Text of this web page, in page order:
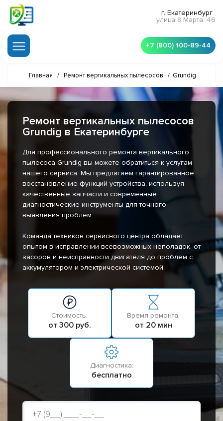
г. Екатеринбург
улица 8 Марта, 46
+7 (800) 100-89-44
Главная / Ремонт вертикальных пылесосов / Grundig
Ремонт вертикальных пылесосов
Grundig в Екатеринбурге
Для профессионального ремонта вертикального
пылесоса Grundig вы можете обратиться к услугам
нашего сервиса. Мы предлагаем гарантированное
восстановление функций устройства, используя
качественные запчасти и современные
диагностические инструменты для точного
выявления проблем.
Команда техников сервисного центра обладает
опытом в исправлении всевозможных неполадок, от
засоров и неисправности двигателя до проблем с
аккумулятором и электрической системой.
Стоимость:
от 300 руб.
Время ремонта:
от 20 мин
Диагностика:
бесплатно